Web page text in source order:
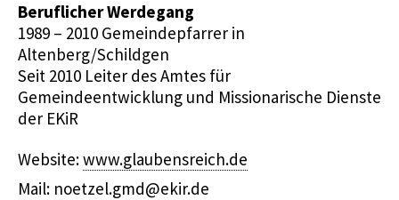
Beruflicher Werdegang
1989 – 2010 Gemeindepfarrer in
Altenberg/Schildgen
Seit 2010 Leiter des Amtes für
Gemeindeentwicklung und Missionarische Dienste
der EKiR
Website:www.glaubensreich.de
Mail: noetzel.gmd@ekir.de